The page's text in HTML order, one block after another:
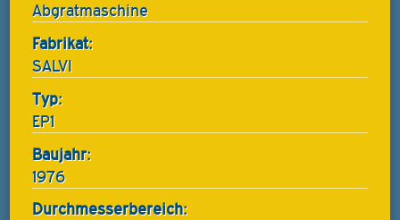
Abgratmaschine
Fabrikat:
SALVI
Typ:
EP1
Baujahr:
1976
Durchmesserbereich: